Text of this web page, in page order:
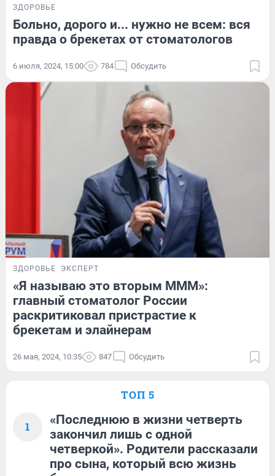
ЗДОРОВЬЕ
Больно, дорого и... нужно не всем: вся
правда о брекетах от стоматологов
6 июля, 2024, 15:00 784 Обсудить
ЗДОРОВЬЕ ЭКСПЕРТ
«Я называю это вторым МММ»:
главный стоматолог России
раскритиковал пристрастие к
брекетам и элайнерам
26 мая, 2024, 10:35 847 Обсудить
ТОП 5
1
«Последнюю в жизни четверть
закончил лишь с одной
четверкой». Родители рассказали
про сына, который всю жизнь